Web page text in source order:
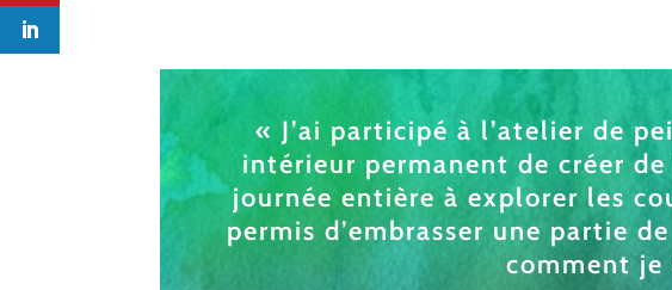
« J’ai participé à l’atelier de
intérieur permanent de créer
journée entière à explorer les
permis d’embrasser une partie
comment je